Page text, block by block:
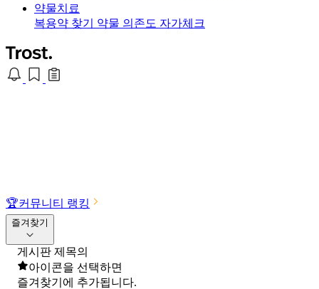
약물치료
복용약 찾기 약물 의존도 자가체크
🏆커뮤니티 랭킹
즐겨찾기
게시판 제목의
아이콘을 선택하면
즐겨찾기에 추가됩니다.